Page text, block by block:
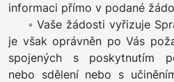
informaci přímo v podané
◦ Vaše žádosti vyřizuje
je však oprávněn po Vás
spojených s poskytnutím
nebo sdělení nebo s